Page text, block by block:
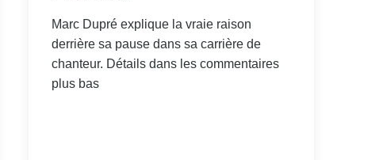
Marc Dupré explique la vraie raison
derrière sa pause dans sa carrière de
chanteur. Détails dans les commentaires
plus bas